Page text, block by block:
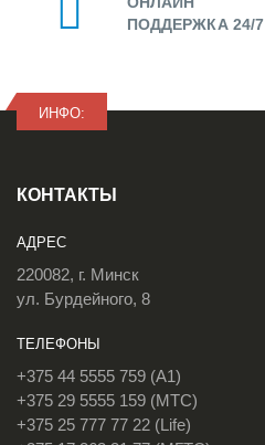
ПОДДЕРЖКА 24/7
ИНФО:
КОНТАКТЫ
АДРЕС
220082, г. Минск
ул. Бурдейного, 8
ТЕЛЕФОНЫ
+375 44 5555 759 (A1)
+375 29 5555 159 (МТС)
+375 25 777 77 22 (Life)